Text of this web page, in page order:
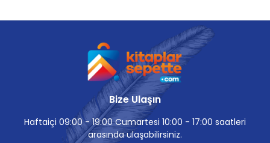
Bize Ulaşın
Haftaiçi 09:00 - 19:00 Cumartesi 10:00 - 17:00 saatleri
arasında ulaşabilirsiniz.